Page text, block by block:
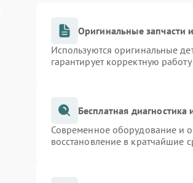
Оригинальные запчасти
Используются оригинальные
гарантирует корректную
Бесплатная
Современное оборудование и
восстановление в кратчайшие